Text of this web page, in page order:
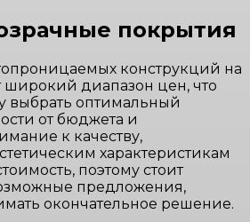
покрытия
конструкций на
диапазон цен, что
выбрать оптимальный
от бюджета и
к качеству,
характеристикам
поэтому стоит
предложения,
окончательное решение.